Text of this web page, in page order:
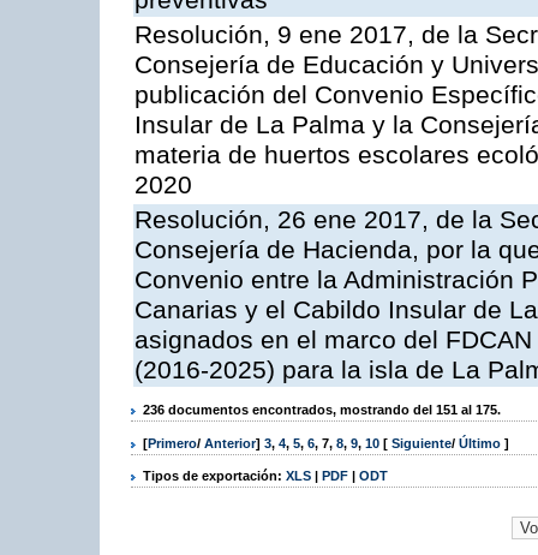
Resolución, 9 ene 2017, de la
Consejería de Educación y
publicación del Convenio
Insular de La Palma y la
materia de huertos escolares
2020
Resolución, 26 ene 2017, de la
Consejería de Hacienda, por la
Convenio entre la Administración
Canarias y el Cabildo Insular de
asignados en el marco del
(2016-2025) para la isla de La
236 documentos encontrados, mostrando del 151 al 175.
[Primero/ Anterior] 3, 4, 5, 6, 7, 8, 9, 10 [ Siguiente/ Último ]
Tipos de exportación: XLS | PDF | ODT